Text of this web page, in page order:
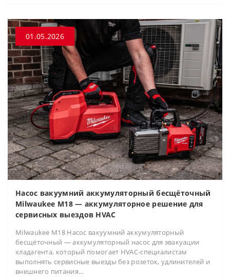
01.05.2026
Насос вакуумний аккумуляторный бесщёточный
Milwaukee M18 — аккумуляторное решение для
сервисных выездов HVAC
Milwaukee M18 Насос вакуумний аккумуляторный
бесщёточный — аккумуляторный насос для эвакуации
хладагента, который помогает HVAC-специалистам
выполнять сервисные выезды без розеток, удлинителей и
внешнего питания...